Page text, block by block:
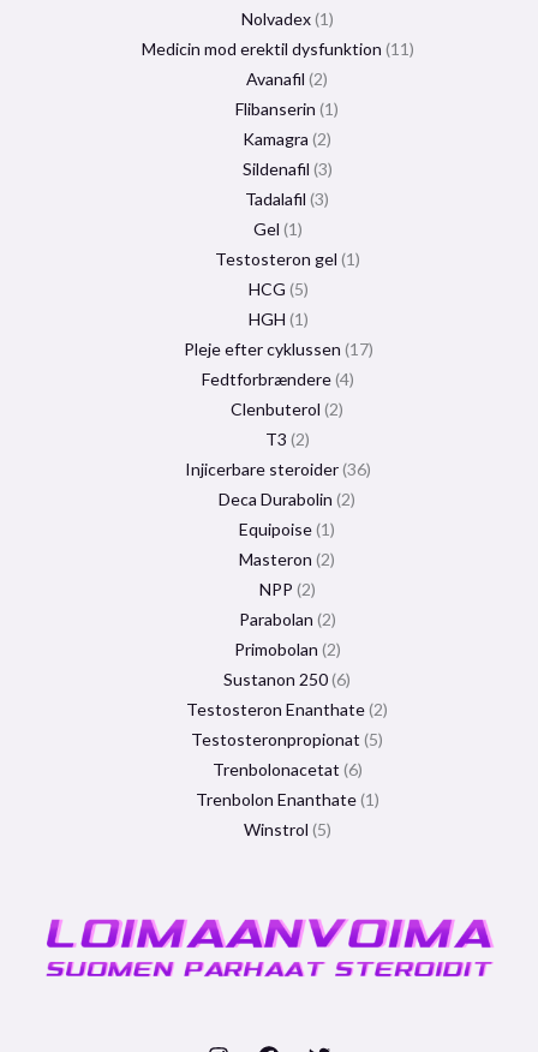
Nolvadex 1
Medicin mod erektil dysfunktion 11
Avanafil 2
Flibanserin 1
Kamagra 2
Sildenafil 3
Tadalafil 3
Gel 1
Testosteron gel 1
HCG 5
HGH 1
Pleje efter cyklussen 17
Fedtforbrændere 4
Clenbuterol 2
T3 2
Injicerbare steroider 36
Deca Durabolin 2
Equipoise 1
Masteron 2
NPP 2
Parabolan 2
Primobolan 2
Sustanon 250 6
Testosteron Enanthate 2
Testosteronpropionat 5
Trenbolonacetat 6
Trenbolon Enanthate 1
Winstrol 5